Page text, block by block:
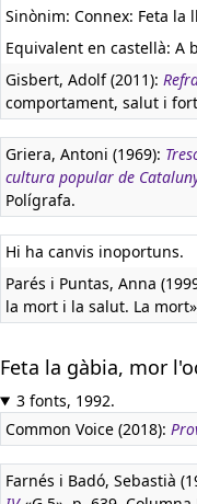
Sinònim: Connex: Feta la
Equivalent en castellà: A
Gisbert, Adolf (2011):
comportament, salut i
Griera, Antoni (1969):
cultura popular de
Polígrafa.
Hi ha canvis inoportuns.
Parés i Puntas, Anna
la mort i la salut. La
Feta la gàbia, mor
3 fonts, 1992.
Common Voice (2018):
Farnés i Badó, Sebastià